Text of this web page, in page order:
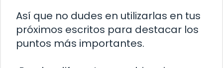
Así que no dudes en utilizarlas en tus
próximos escritos para destacar los
puntos más importantes.